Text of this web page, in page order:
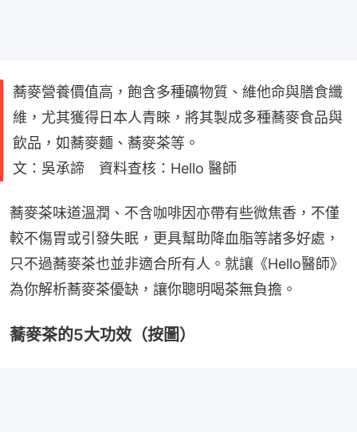
蕎麥營養價值高，飽含多種礦物質、維他命與膳食纖
維，尤其獲得日本人青睞，將其製成多種蕎麥食品與
飲品，如蕎麥麵、蕎麥茶等。
文：吳承諦 資料查核：Hello 醫師
蕎麥茶味道溫潤、不含咖啡因亦帶有些微焦香，不僅
較不傷胃或引發失眠，更具幫助降血脂等諸多好處，
只不過蕎麥茶也並非適合所有人。就讓《Hello醫師》
為你解析蕎麥茶優缺，讓你聰明喝茶無負擔。
蕎麥茶的5大功效（按圖）